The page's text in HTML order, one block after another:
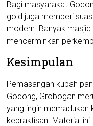
Bagi masyarakat
gold juga memberi
modern. Banyak masjid
mencerminkan
Kesimpulan
Pemasangan kubah
Godong, Grobogan
yang ingin memadukan
kepraktisan. Material